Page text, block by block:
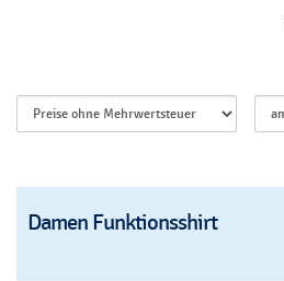
Damen Funktionsshirt